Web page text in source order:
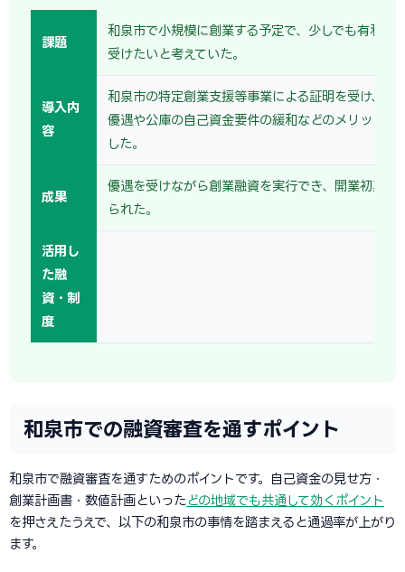
課題
和泉市で小規模に創業する予定で、少しでも有利な
受けたいと考えていた。
導入内
容
和泉市の特定創業支援等事業による証明を受け、保
優遇や公庫の自己資金要件の緩和などのメリットを
した。
成果
優遇を受けながら創業融資を実行でき、開業初期の
られた。
活用し
た融
資・制
度
和泉市での融資審査を通すポイント
和泉市で融資審査を通すためのポイントです。自己資金の見せ方・
創業計画書・数値計画といった どの地域でも共通して効くポイント
を押さえたうえで、以下の和泉市の事情を踏まえると通過率が上がり
ます。